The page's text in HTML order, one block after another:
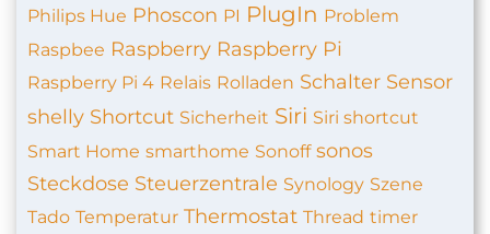
Philips Hue Phoscon PI PlugIn Problem
Raspbee Raspberry Raspberry Pi
Raspberry Pi 4 Relais Rolladen Schalter Sensor
shelly Shortcut Sicherheit Siri Siri shortcut
Smart Home smarthome Sonoff sonos
Steckdose Steuerzentrale Synology Szene
Tado Temperatur Thermostat Thread timer